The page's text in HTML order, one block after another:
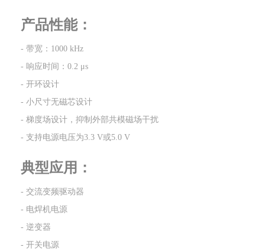
产品性能：
- 带宽：1000 kHz
- 响应时间：0.2 μs
- 开环设计
- 小尺寸无磁芯设计
- 梯度场设计，抑制外部共模磁场干扰
- 支持电源电压为3.3 V或5.0 V
典型应用：
- 交流变频驱动器
- 电焊机电源
- 逆变器
- 开关电源